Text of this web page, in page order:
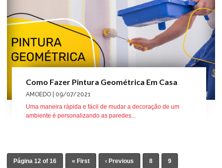
Como Fazer Pintura Geométrica Em Casa
AMOEDO | 09/07/2021
Uma maneira rápida e fácil de mudar a decoração de um
ambiente é personalizando as paredes...
Página 12 of 16 « First ‹ Previous 8 9